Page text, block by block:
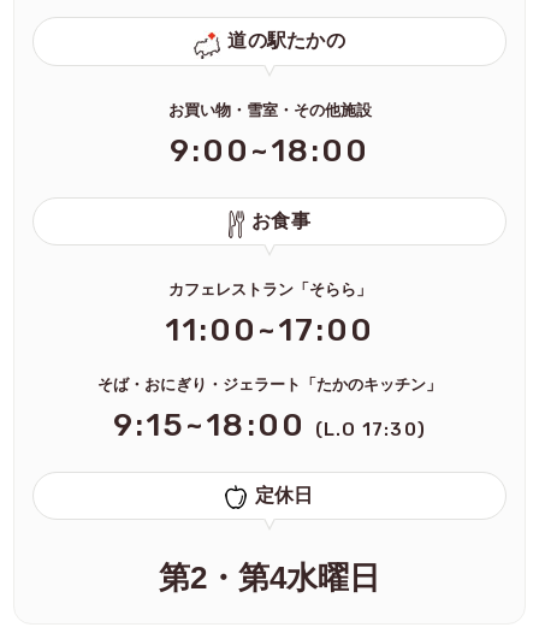
道の駅たかの
お買い物・雪室・その他施設
9:00~18:00
お食事
カフェレストラン「そらら」
11:00~17:00
そば・おにぎり・ジェラート「たかのキッチン」
9:15~18:00 (L.O 17:30)
定休日
第2・第4水曜日